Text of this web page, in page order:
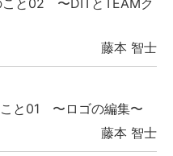
こと02 〜DITとTEAMク
藤本 智士
と01 〜ロゴの編集〜
藤本 智士